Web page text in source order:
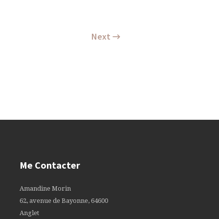
Next →
Me Contacter
Amandine Morin
62, avenue de Bayonne, 64600
Anglet